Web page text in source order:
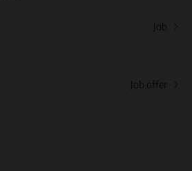
Job
Job offer